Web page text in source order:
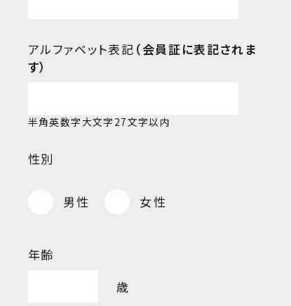
アルファベット表記 （会員証に表記されま
す）
半角英数字大文字27文字以内
性別
男性 女性
年齢
歳